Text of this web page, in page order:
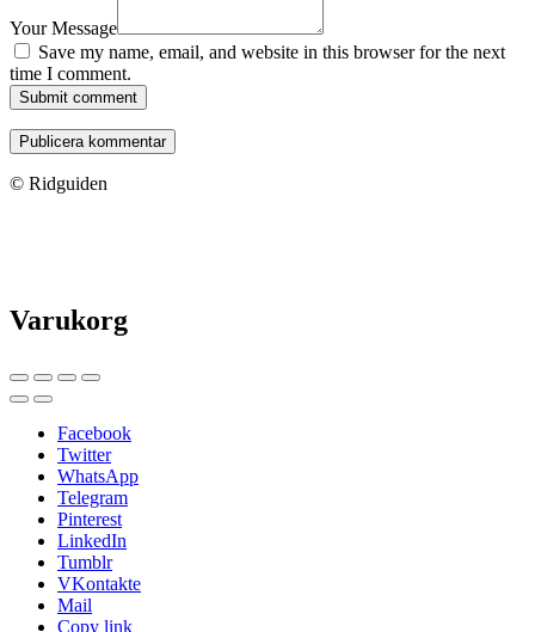
Your Message
Save my name, email, and website in this browser for the next
time I comment.
Submit comment
© Ridguiden
Varukorg
Facebook
Twitter
WhatsApp
Telegram
Pinterest
LinkedIn
Tumblr
VKontakte
Mail
Copy link